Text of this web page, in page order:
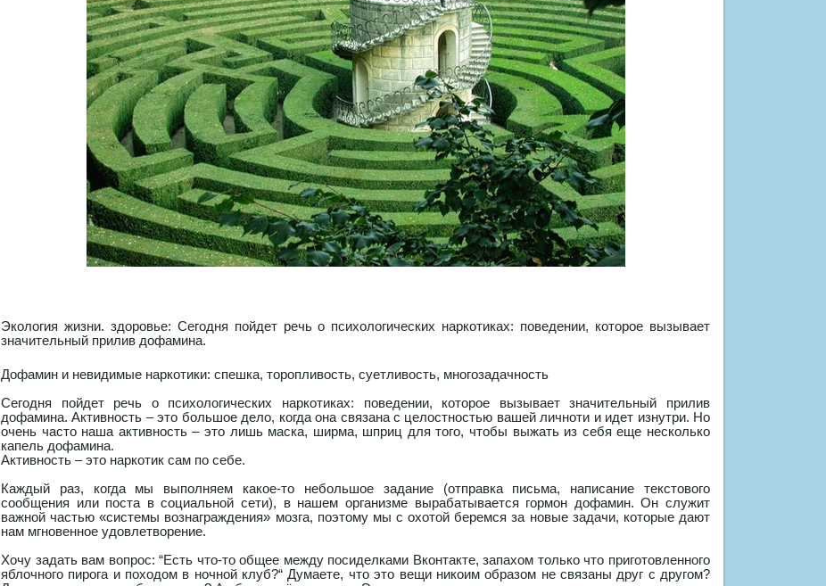
Экология жизни. здоровье: Сегодня пойдет речь о психологических наркотиках: поведении, которое вызывает
значительный прилив дофамина.
Дофамин и невидимые наркотики: спешка, торопливость, суетливость, многозадачность
Сегодня пойдет речь о психологических наркотиках: поведении, которое вызывает значительный прилив
дофамина. Активность – это большое дело, когда она связана с целостностью вашей личноти и идет изнутри. Но
очень часто наша активность – это лишь маска, ширма, шприц для того, чтобы выжать из себя еще несколько
капель дофамина.
Активность – это наркотик сам по себе.
Каждый раз, когда мы выполняем какое-то небольшое задание (отправка письма, написание текстового
сообщения или поста в социальной сети), в нашем организме вырабатывается гормон дофамин. Он служит
важной частью «системы вознаграждения» мозга, поэтому мы с охотой беремся за новые задачи, которые дают
нам мгновенное удовлетворение.
Хочу задать вам вопрос: “Есть что-то общее между посиделками Вконтакте, запахом только что приготовленного
яблочного пирога и походом в ночной клуб?“ Думаете, что это вещи никоим образом не связаны друг с другом?